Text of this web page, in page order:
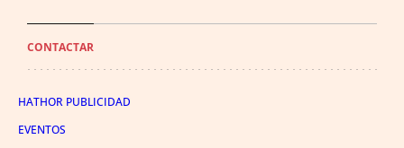
CONTACTAR
HATHOR PUBLICIDAD
EVENTOS